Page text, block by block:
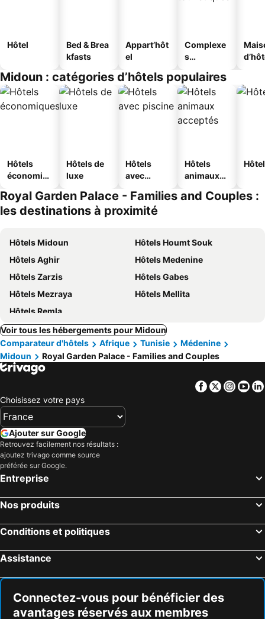
Hôtel
Bed & Brea
kfasts
Appart’hôt
el
Complexe
s
s
Midoun : catégories d’hôtels populaires
Hôtels
économiq
Hôtels de
luxe
Hôtels
avec
Hôtels
animaux
Royal Garden Palace - Families and Couples :
les destinations à proximité
Hôtels Midoun
Hôtels Houmt Souk
Hôtels Aghir
Hôtels Medenine
Hôtels Zarzis
Hôtels Gabes
Hôtels Mezraya
Hôtels Mellita
Hôtels Remla
Voir tous les hébergements pour Midoun
Comparateur d'hôtels
Afrique Tunisie
Médenine
Midoun
Royal Garden Palace - Families and Couples
Facebook
Twitter
Choisissez votre pays
Ajouter sur Google
Retrouvez facilement nos résultats :
ajoutez trivago comme source
préférée sur Google.
Entreprise
Nos produits
Conditions et politiques
Assistance
Connectez-vous pour bénéficier des
avantages réservés aux membres